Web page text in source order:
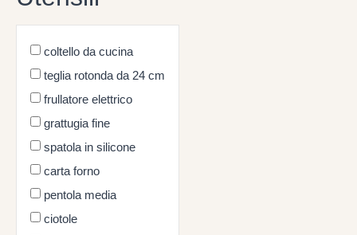
coltello da cucina
teglia rotonda da 24 cm
frullatore elettrico
grattugia fine
spatola in silicone
carta forno
pentola media
ciotole